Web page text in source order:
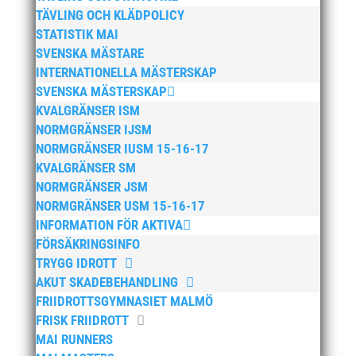
TÄVLING OCH KLÄDPOLICY
STATISTIK MAI
SVENSKA MÄSTARE
INTERNATIONELLA MÄSTERSKAP
SVENSKA MÄSTERSKAP
KVALGRÄNSER ISM
NORMGRÄNSER IJSM
NORMGRÄNSER IUSM 15-16-17
KVALGRÄNSER SM
NORMGRÄNSER JSM
NORMGRÄNSER USM 15-16-17
INFORMATION FÖR AKTIVA
FÖRSÄKRINGSINFO
TRYGG IDROTT
AKUT SKADEBEHANDLING
FRIIDROTTSGYMNASIET MALMÖ
FRISK FRIIDROTT
MAI RUNNERS
oktober 2025
augusti 2025
juli 2025
april 2025
mars 2025
januari 2025
oktober 2024
september 2024
augusti 2024
juni 2024
april 2024
mars 2024
februari 2024
januari 2024
december 2023